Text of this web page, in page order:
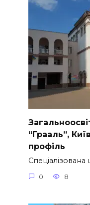
“Грааль”,
профіль
0 8